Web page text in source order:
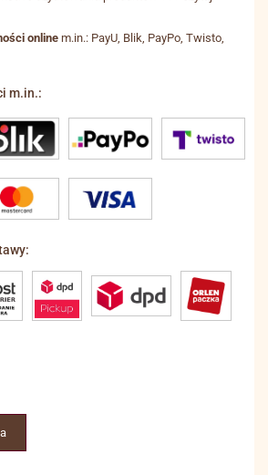
online m.in.: PayU, Blik, PayPo, Twisto,
m.in.: